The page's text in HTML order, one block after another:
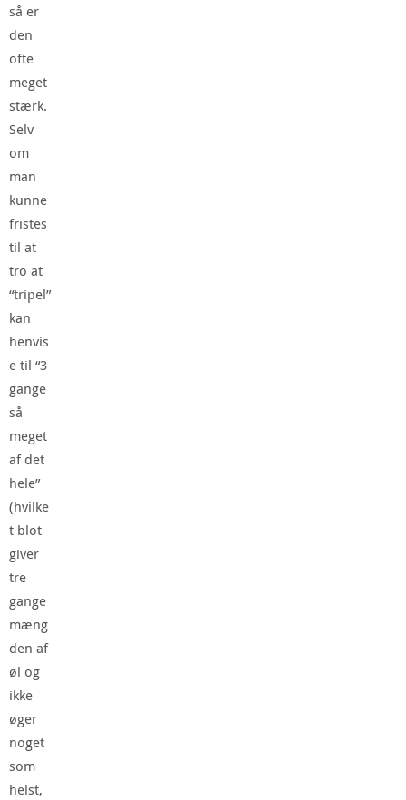
så er
den
ofte
meget
stærk.
Selv
om
man
kunne
fristes
til at
tro at
“tripel”
kan
henvis
e til “3
gange
så
meget
af det
hele”
(hvilke
t blot
giver
tre
gange
mæng
den af
øl og
ikke
øger
noget
som
helst,